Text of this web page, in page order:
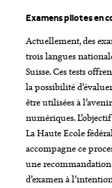
Examens pilotes en
Actuellement, des
trois langues
Suisse. Ces tests
la possibilité
être utilisées à
numériques.
La Haute Ecole
accompagne ce
une recommandation
d’examen à